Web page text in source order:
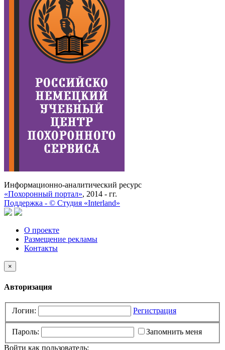
Информационно-аналитический ресурс
«Похоронный портал», 2014 - гг.
Поддержка - © Cтудия «Interland»
О проекте
Размещение рекламы
Контакты
×
Авторизация
Логин: Регистрация
Пароль:
Запомнить меня
Войти как пользователь: